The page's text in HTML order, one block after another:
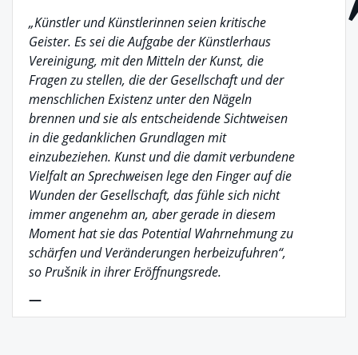
„Künstler und Künstlerinnen seien kritische
Geister. Es sei die Aufgabe der Künstlerhaus
Vereinigung, mit den Mitteln der Kunst, die
Fragen zu stellen, die der Gesellschaft und der
menschlichen Existenz unter den Nägeln
brennen und sie als entscheidende Sichtweisen
in die gedanklichen Grundlagen mit
einzubeziehen. Kunst und die damit verbundene
Vielfalt an Sprechweisen lege den Finger auf die
Wunden der Gesellschaft, das fühle sich nicht
immer angenehm an, aber gerade in diesem
Moment hat sie das Potential Wahrnehmung zu
schärfen und Veränderungen herbeizufuhren“,
so Prušnik in ihrer Eröffnungsrede.
—